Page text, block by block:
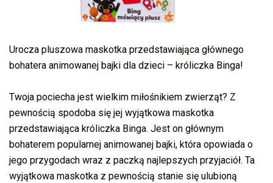
Urocza pluszowa maskotka przedstawiająca głównego
bohatera animowanej bajki dla dzieci – króliczka Binga!
Twoja pociecha jest wielkim miłośnikiem zwierząt? Z
pewnością spodoba się jej wyjątkowa maskotka
przedstawiająca króliczka Binga. Jest on głównym
bohaterem popularnej animowanej bajki, która opowiada o
jego przygodach wraz z paczką najlepszych przyjaciół. Ta
wyjątkowa maskotka z pewnością stanie się ulubioną